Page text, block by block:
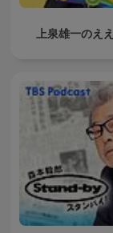
上泉雄一のえ